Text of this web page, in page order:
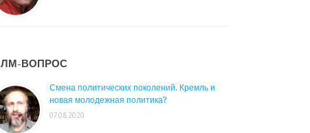
ЛМ-ВОПРОС
Смена политических поколений. Кремль и
новая молодежная политика?
07.08.2020